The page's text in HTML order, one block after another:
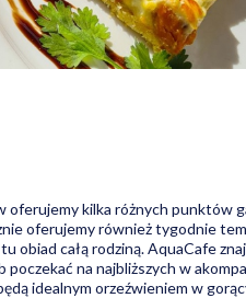
oferujemy kilka różnych punktów
oferujemy również tygodnie
obiad całą rodziną. AquaCafe
poczekać na najbliższych w
idealnym orzeźwieniem w